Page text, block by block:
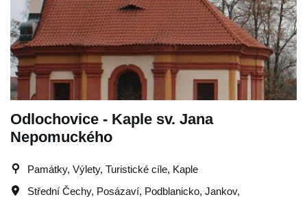
Odlochovice - Kaple sv. Jana
Nepomuckého
Památky, Výlety, Turistické cíle, Kaple
Střední Čechy, Posázaví, Podblanicko, Jankov,